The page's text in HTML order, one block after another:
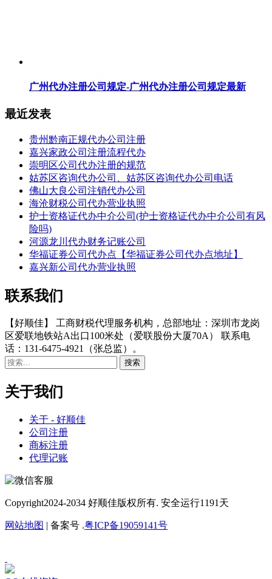
广州代办注册公司规定-广州代办注册公司规定最新
最近发表
贵州黔南正规代办公司注册
嘉兴家政公司注册流程代办
崇明区公司代办注册的规范
姑苏区咨询代办公司、姑苏区咨询代办公司电话
佛山大良公司注销代办公司
海沧财税公司代办营业执照
护士资格证代办中介公司(护士资格证代办中介公司有风
险吗)
河源龙川代办财务记账公司
华福证券公司代办点【华福证券公司代办点地址】
嘉兴新公司代办营业执照
联系我们
【好顺佳】 工商财税代理服务机构，总部地址：深圳市龙岗
区爱联地铁站A出口100米处（爱联股份大厦70A） 联系电
话：131-6475-4921（张总监）。
关于我们
关于 - 好顺佳
公司注册
商标注册
代理记账
Copyright2024-2034 好顺佳版权所有. 安全运行1191 天
网站地图 | 备案号 .粤ICP备19059141号